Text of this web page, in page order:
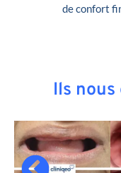
de confort
Ils